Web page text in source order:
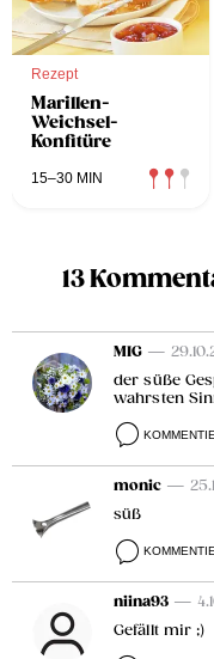
Rezept
Marillen-
Weichsel-
Konfitüre
15–30 MIN
13
MIG —
der süße
wahrsten
monic —
süß
niina93 —
Gefällt mir ;)